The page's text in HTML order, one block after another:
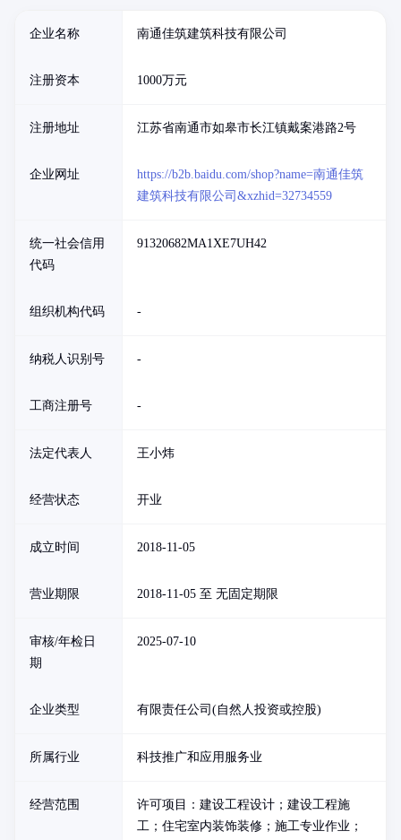
企业名称 南通佳筑建筑科技有限公司
注册资本 1000万元
注册地址 江苏省南通市如皋市长江镇戴案港路2号
企业网址
https://b2b.baidu.com/shop?name=南通佳筑
建筑科技有限公司&xzhid=32734559
统一社会信用
代码
91320682MA1XE7UH42
组织机构代码 -
纳税人识别号 -
工商注册号 -
法定代表人 王小炜
经营状态 开业
成立时间 2018-11-05
营业期限 2018-11-05 至 无固定期限
审核/年检日
期
2025-07-10
企业类型 有限责任公司(自然人投资或控股)
所属行业 科技推广和应用服务业
经营范围
许可项目：建设工程设计；建设工程施
工；住宅室内装饰装修；施工专业作业；